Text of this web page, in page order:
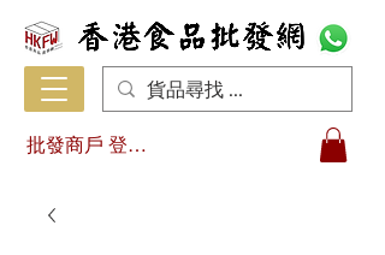
批發商戶 登入/註冊